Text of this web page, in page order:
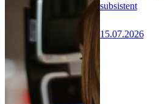
subsistent
15.07.2026